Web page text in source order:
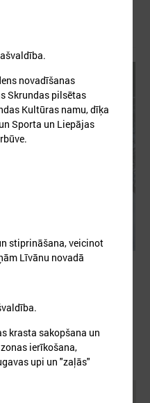
līdzšinējo un nākotnes
pārmaiņām plāns
apstiprinājis nacionāla līmeņa
un pašvaldību klimata
novadīšanas
Skrundas pilsētas
Kultūras namu, dīķa
Sporta un Liepājas
stiprināšana, veicinot
Līvānu novadā
krasta sakopšana un
ierīkošana,
upi un "zaļās"